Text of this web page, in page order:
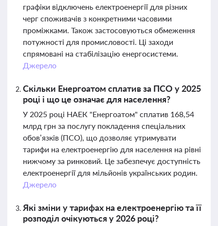
графіки відключень електроенергії для різних
черг споживачів з конкретними часовими
проміжками. Також застосовуються обмеження
потужності для промисловості. Ці заходи
спрямовані на стабілізацію енергосистеми.
Джерело
Скільки Енергоатом сплатив за ПСО у 2025
році і що це означає для населення?
У 2025 році НАЕК "Енергоатом" сплатив 168,54
млрд грн за послугу покладення спеціальних
обов’язків (ПСО), що дозволяє утримувати
тарифи на електроенергію для населення на рівні
нижчому за ринковий. Це забезпечує доступність
електроенергії для мільйонів українських родин.
Джерело
Які зміни у тарифах на електроенергію та її
розподіл очікуються у 2026 році?